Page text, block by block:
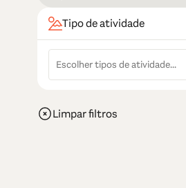
Tipo de atividade
Limpar filtros